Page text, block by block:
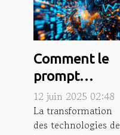
Comment le
prompt
engineering
transforme
l'efficacité des
12 juin 2025 02:48
La transformation
des technologies de